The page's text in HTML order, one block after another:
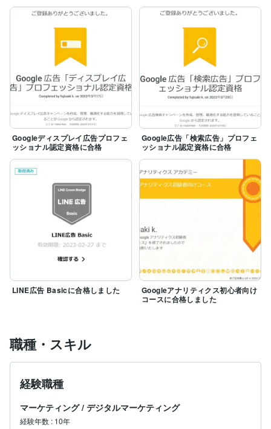
Googleディスプレイ広告プロフェ
ッショナル認定資格に合格
Google広告「検索広告」プロフェ
ッショナル認定資格に合格
LINE広告 Basicに合格しました
Googleアナリティクス初心者向け
コースに合格しました
職種・スキル
経験職種
マーケティング / デジタルマーケティング
経験年数 : 10年